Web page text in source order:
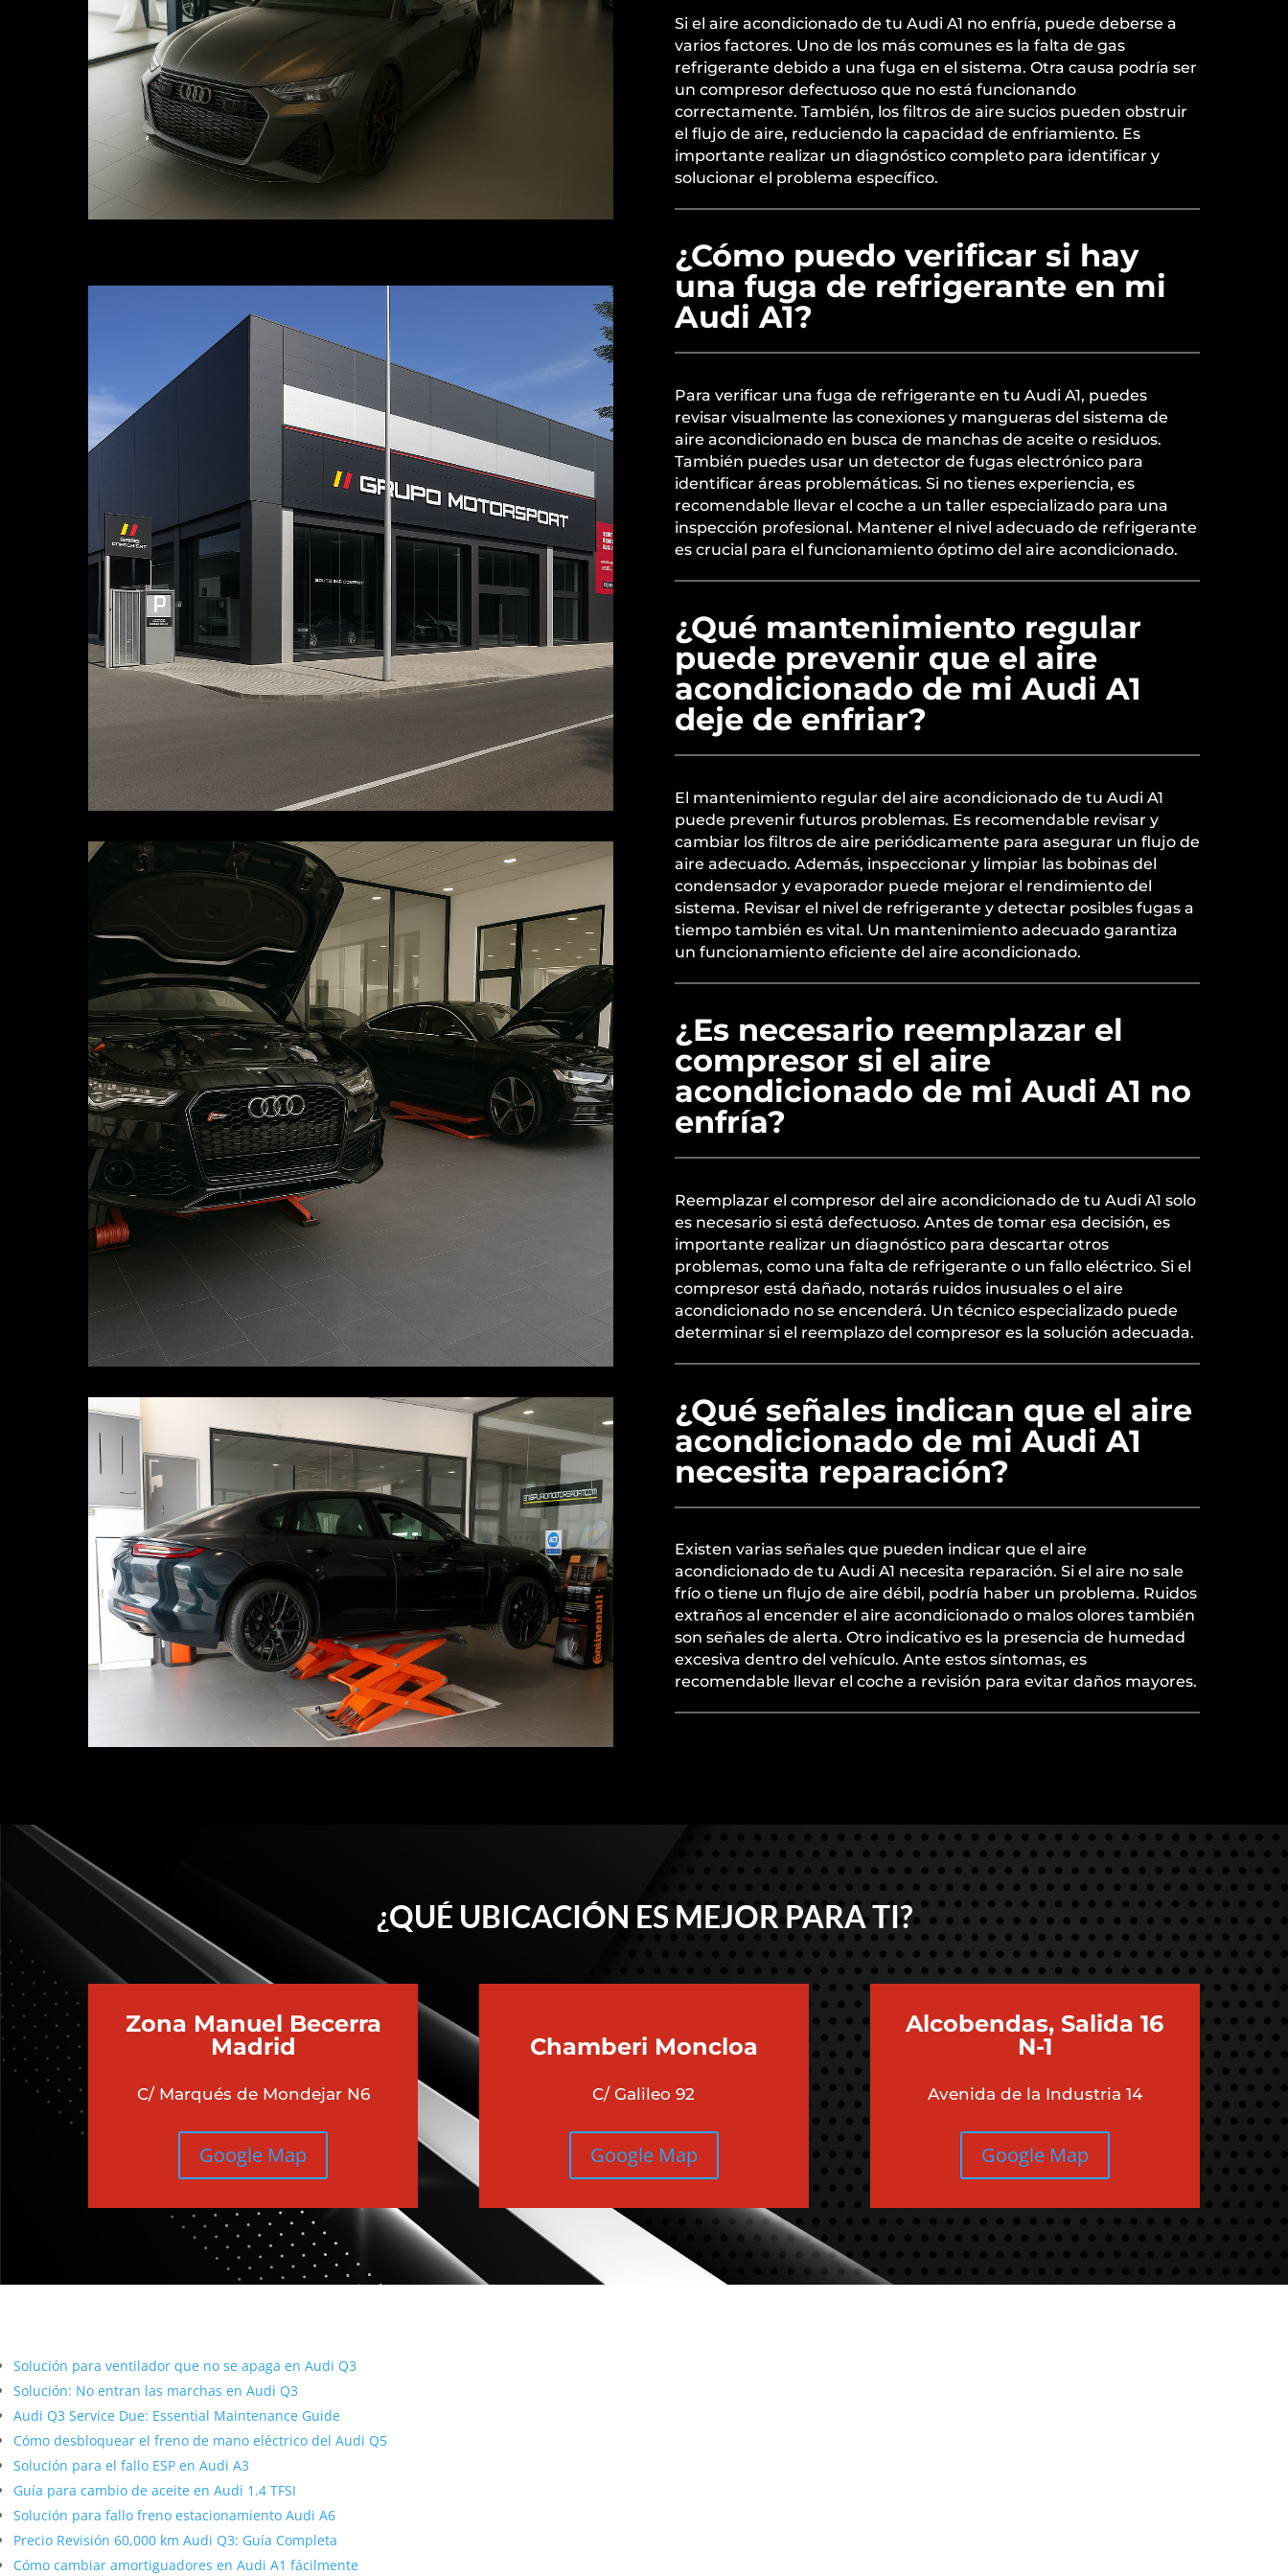
Si el aire acondicionado de tu Audi A1 no enfría, puede deberse a
varios factores. Uno de los más comunes es la falta de gas
refrigerante debido a una fuga en el sistema. Otra causa podría ser
un compresor defectuoso que no está funcionando
correctamente. También, los filtros de aire sucios pueden obstruir
el flujo de aire, reduciendo la capacidad de enfriamiento. Es
importante realizar un diagnóstico completo para identificar y
solucionar el problema específico.
¿Cómo puedo verificar si hay
una fuga de refrigerante en mi
Audi A1?
Para verificar una fuga de refrigerante en tu Audi A1, puedes
revisar visualmente las conexiones y mangueras del sistema de
aire acondicionado en busca de manchas de aceite o residuos.
También puedes usar un detector de fugas electrónico para
identificar áreas problemáticas. Si no tienes experiencia, es
recomendable llevar el coche a un taller especializado para una
inspección profesional. Mantener el nivel adecuado de refrigerante
es crucial para el funcionamiento óptimo del aire acondicionado.
¿Qué mantenimiento regular
puede prevenir que el aire
acondicionado de mi Audi A1
deje de enfriar?
El mantenimiento regular del aire acondicionado de tu Audi A1
puede prevenir futuros problemas. Es recomendable revisar y
cambiar los filtros de aire periódicamente para asegurar un flujo de
aire adecuado. Además, inspeccionar y limpiar las bobinas del
condensador y evaporador puede mejorar el rendimiento del
sistema. Revisar el nivel de refrigerante y detectar posibles fugas a
tiempo también es vital. Un mantenimiento adecuado garantiza
un funcionamiento eficiente del aire acondicionado.
¿Es necesario reemplazar el
compresor si el aire
acondicionado de mi Audi A1 no
enfría?
Reemplazar el compresor del aire acondicionado de tu Audi A1 solo
es necesario si está defectuoso. Antes de tomar esa decisión, es
importante realizar un diagnóstico para descartar otros
problemas, como una falta de refrigerante o un fallo eléctrico. Si el
compresor está dañado, notarás ruidos inusuales o el aire
acondicionado no se encenderá. Un técnico especializado puede
determinar si el reemplazo del compresor es la solución adecuada.
¿Qué señales indican que el aire
acondicionado de mi Audi A1
necesita reparación?
Existen varias señales que pueden indicar que el aire
acondicionado de tu Audi A1 necesita reparación. Si el aire no sale
frío o tiene un flujo de aire débil, podría haber un problema. Ruidos
extraños al encender el aire acondicionado o malos olores también
son señales de alerta. Otro indicativo es la presencia de humedad
excesiva dentro del vehículo. Ante estos síntomas, es
recomendable llevar el coche a revisión para evitar daños mayores.
¿QUÉ UBICACIÓN ES MEJOR PARA TI?
Zona Manuel Becerra
Madrid
C/ Marqués de Mondejar N6
Google Map
Chamberi Moncloa
C/ Galileo 92
Google Map
Alcobendas, Salida 16
N-1
Avenida de la Industria 14
Google Map
Solución para ventilador que no se apaga en Audi Q3
Solución: No entran las marchas en Audi Q3
Audi Q3 Service Due: Essential Maintenance Guide
Cómo desbloquear el freno de mano eléctrico del Audi Q5
Solución para el fallo ESP en Audi A3
Guía para cambio de aceite en Audi 1.4 TFSI
Solución para fallo freno estacionamiento Audi A6
Precio Revisión 60,000 km Audi Q3: Guía Completa
Cómo cambiar amortiguadores en Audi A1 fácilmente